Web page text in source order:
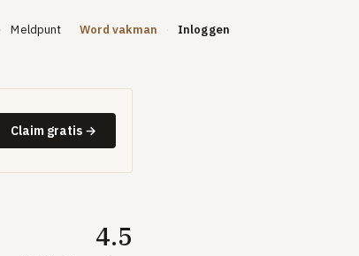
· Meldpunt Word vakman · Inloggen
Claim gratis →
4.5